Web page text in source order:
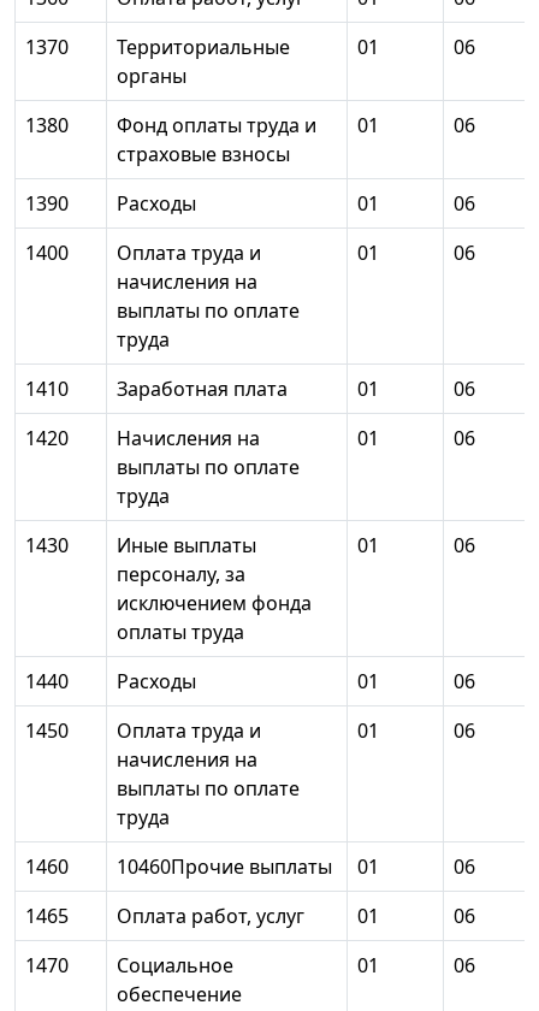
1370
Территориальные
органы
01 06
1380
Фонд оплаты труда и
страховые взносы
01 06
1390 Расходы 01
06
1400
Оплата труда и
начисления на
выплаты по оплате
труда
01 06
1410 Заработная плата 01
06
1420
Начисления на
выплаты по оплате
труда
01 06
1430
Иные выплаты
персоналу, за
исключением фонда
оплаты труда
01 06
1440 Расходы 01
06
1450
Оплата труда и
начисления на
выплаты по оплате
труда
01 06
1460 10460Прочие выплаты 01
06
1465
Оплата работ, услуг 01
06
1470
Социальное
обеспечение
01 06